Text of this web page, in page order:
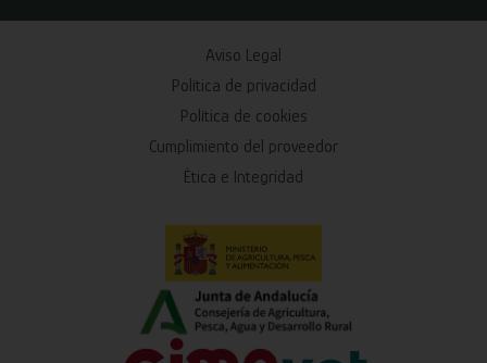
Aviso Legal
Política de privacidad
Política de cookies
Cumplimiento del proveedor
Ética e Integridad